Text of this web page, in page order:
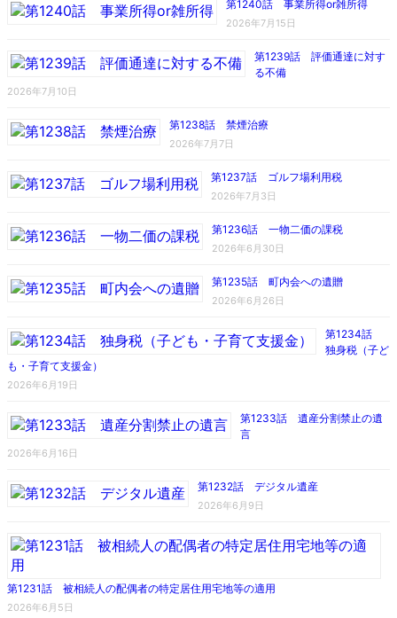
第1240話 事業所得or雑所得
2026年7月15日
第1239話 評価通達に対す
る不備
2026年7月10日
第1238話 禁煙治療
2026年7月7日
第1237話 ゴルフ場利用税
2026年7月3日
第1236話 一物二価の課税
2026年6月30日
第1235話 町内会への遺贈
2026年6月26日
第1234話
独身税（子ど
も・子育て支援金）
2026年6月19日
第1233話 遺産分割禁止の遺
言
2026年6月16日
第1232話 デジタル遺産
2026年6月9日
第1231話 被相続人の配偶者の特定居住用宅地等の適用
2026年6月5日